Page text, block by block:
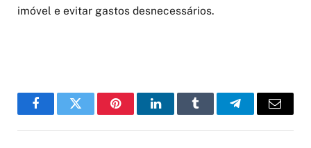
imóvel e evitar gastos desnecessários.
FacebookTwitter PinterestLinkedInTumblr TelegramEmail